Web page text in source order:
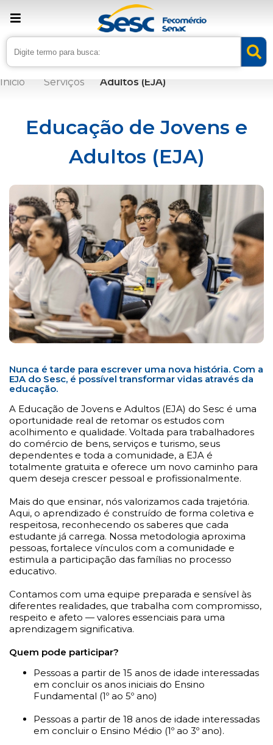
Inicio Serviços
Educação de Jovens e
Adultos (EJA)
Educação de Jovens e
Adultos (EJA)
Nunca é tarde para escrever uma nova história. Com a
EJA do Sesc, é possível transformar vidas através da
educação.
A Educação de Jovens e Adultos (EJA) do Sesc é uma
oportunidade real de retomar os estudos com
acolhimento e qualidade. Voltada para trabalhadores
do comércio de bens, serviços e turismo, seus
dependentes e toda a comunidade, a EJA é
totalmente gratuita e oferece um novo caminho para
quem deseja crescer pessoal e profissionalmente.
Mais do que ensinar, nós valorizamos cada trajetória.
Aqui, o aprendizado é construído de forma coletiva e
respeitosa, reconhecendo os saberes que cada
estudante já carrega. Nossa metodologia aproxima
pessoas, fortalece vínculos com a comunidade e
estimula a participação das famílias no processo
educativo.
Contamos com uma equipe preparada e sensível às
diferentes realidades, que trabalha com compromisso,
respeito e afeto — valores essenciais para uma
aprendizagem significativa.
Quem pode participar?
Pessoas a partir de 15 anos de idade interessadas
em concluir os anos iniciais do Ensino
Fundamental (1º ao 5º ano)
Pessoas a partir de 18 anos de idade interessadas
em concluir o Ensino Médio (1º ao 3º ano).